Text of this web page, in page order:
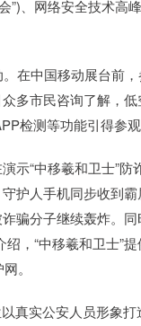
”)、网络安全技术高
中国移动展台前，
多市民咨询了解，
检测等功能引得参观
“中移羲和卫士”防
护人手机同步收到
骗分子继续轰炸。
，“中移羲和卫士”
。
真实公安人员形象